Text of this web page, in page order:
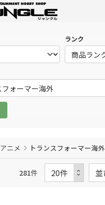
ランク
アニメ トランスフォーマー海外
281件